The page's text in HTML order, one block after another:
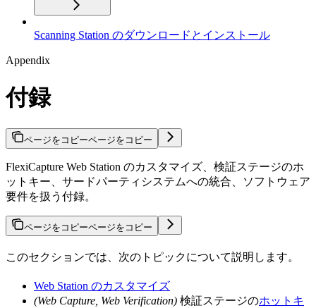
Scanning Station のダウンロードとインストール
Appendix
付録
ページをコピーページをコピー
FlexiCapture Web Station のカスタマイズ、検証ステージのホ
ットキー、サードパーティシステムへの統合、ソフトウェア
要件を扱う付録。
ページをコピーページをコピー
このセクションでは、次のトピックについて説明します。
Web Station のカスタマイズ
(Web Capture, Web Verification) 検証ステージのホットキ